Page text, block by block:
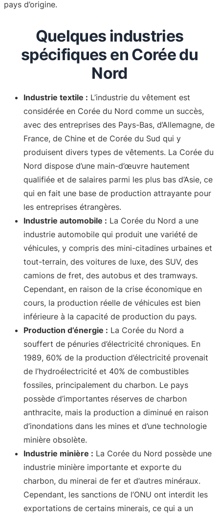
pays d’origine.
Quelques industries
spécifiques en Corée du
Nord
Industrie textile : L’industrie du vêtement est
considérée en Corée du Nord comme un succès,
avec des entreprises des Pays-Bas, d’Allemagne, de
France, de Chine et de Corée du Sud qui y
produisent divers types de vêtements. La Corée du
Nord dispose d’une main-d’œuvre hautement
qualifiée et de salaires parmi les plus bas d’Asie, ce
qui en fait une base de production attrayante pour
les entreprises étrangères.
Industrie automobile : La Corée du Nord a une
industrie automobile qui produit une variété de
véhicules, y compris des mini-citadines urbaines et
tout-terrain, des voitures de luxe, des SUV, des
camions de fret, des autobus et des tramways.
Cependant, en raison de la crise économique en
cours, la production réelle de véhicules est bien
inférieure à la capacité de production du pays.
Production d’énergie : La Corée du Nord a
souffert de pénuries d’électricité chroniques. En
1989, 60% de la production d’électricité provenait
de l’hydroélectricité et 40% de combustibles
fossiles, principalement du charbon. Le pays
possède d’importantes réserves de charbon
anthracite, mais la production a diminué en raison
d’inondations dans les mines et d’une technologie
minière obsolète.
Industrie minière : La Corée du Nord possède une
industrie minière importante et exporte du
charbon, du minerai de fer et d’autres minéraux.
Cependant, les sanctions de l’ONU ont interdit les
exportations de certains minerais, ce qui a un